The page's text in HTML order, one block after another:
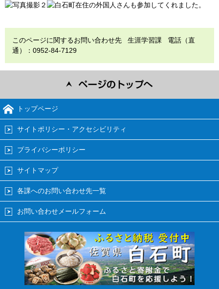
このページに関するお問い合わせ先 生涯学習課 電話（直
通）：0952-84-7129
トップページ
サイトポリシー・アクセシビリティ
プライバシーポリシー
サイトマップ
各課へのお問い合わせ先一覧
お問い合わせメールフォーム